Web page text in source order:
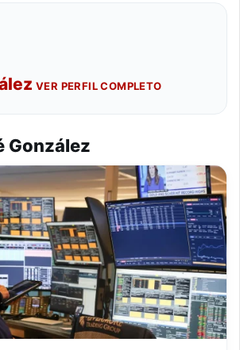
VER PERFIL COMPLETO
González